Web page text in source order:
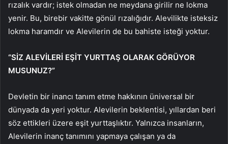
rızalık vardır; istek olmadan ne meydana girilir ne lokma
yenir. Bu, birebir vakitte gönül rızalığıdır. Alevilikte isteksiz
lokma haramdır ve Alevilerin de bu bahiste isteği yoktur.
“SİZ ALEVİLERİ EŞİT YURTTAŞ OLARAK GÖRÜYOR
MUSUNUZ?”
Devletin bir inancı tanım etme hakkının üniversal bir
dünyada da yeri yoktur. Alevilerin beklentisi, yıllardan beri
söz ettikleri üzere eşit yurttaşlıktır. Yalnızca insanların,
Alevilerin inanç tanımını yapmaya çalışan ya da